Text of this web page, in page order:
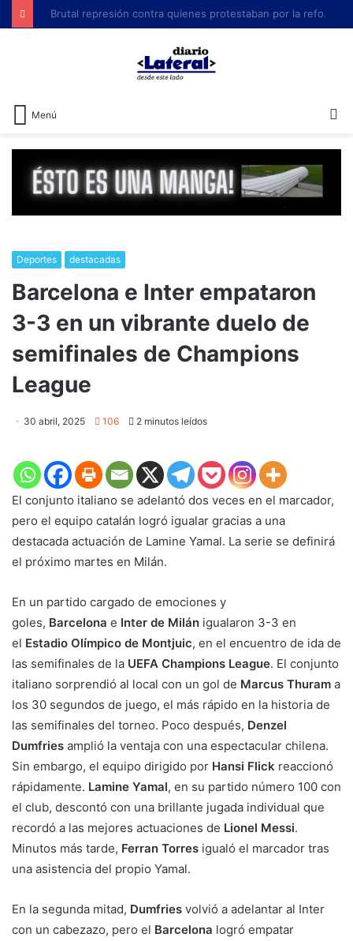
Brutal represión contra quienes protestaban por la reforma laboral de Milei
Menú
Deportes destacadas
Barcelona e Inter empataron
3-3 en un vibrante duelo de
semifinales de Champions
League​
30 abril, 2025 106 2 minutos leídos
El conjunto italiano se adelantó dos veces en el marcador,
pero el equipo catalán logró igualar gracias a una
destacada actuación de Lamine Yamal. La serie se definirá
el próximo martes en Milán.
En un partido cargado de emociones y
goles, Barcelona e Inter de Milán igualaron 3-3 en
el Estadio Olímpico de Montjuic, en el encuentro de ida de
las semifinales de la UEFA Champions League. El conjunto
italiano sorprendió al local con un gol de Marcus Thuram a
los 30 segundos de juego, el más rápido en la historia de
las semifinales del torneo. Poco después, Denzel
Dumfries amplió la ventaja con una espectacular chilena.
Sin embargo, el equipo dirigido por Hansi Flick reaccionó
rápidamente. Lamine Yamal, en su partido número 100 con
el club, descontó con una brillante jugada individual que
recordó a las mejores actuaciones de Lionel Messi.
Minutos más tarde, Ferran Torres igualó el marcador tras
una asistencia del propio Yamal.
En la segunda mitad, Dumfries volvió a adelantar al Inter
con un cabezazo, pero el Barcelona logró empatar